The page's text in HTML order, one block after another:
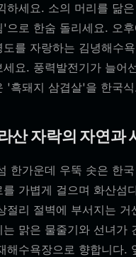
하세요. 소의 머리를 닮
'으로 한숨 돌리세요. 오
도를 자랑하는 김녕해수
세요. 풍력발전기가 늘어
'흑돼지 삼겹살'을 한국
산 자락의 자연과
한가운데 우뚝 솟은 한
를 가볍게 걸으며 화산섬
절리 절벽에 부서지는
는 맑은 물줄기와 선녀가
해수욕장으로 향합니다.